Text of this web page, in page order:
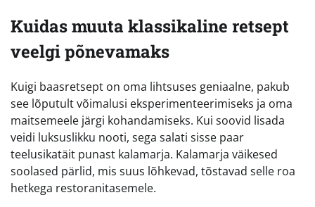
Kuidas muuta klassikaline retsept
veelgi põnevamaks
Kuigi baasretsept on oma lihtsuses geniaalne, pakub
see lõputult võimalusi eksperimenteerimiseks ja oma
maitsemeele järgi kohandamiseks. Kui soovid lisada
veidi luksuslikku nooti, sega salati sisse paar
teelusikatäit punast kalamarja. Kalamarja väikesed
soolased pärlid, mis suus lõhkevad, tõstavad selle roa
hetkega restoranitasemele.